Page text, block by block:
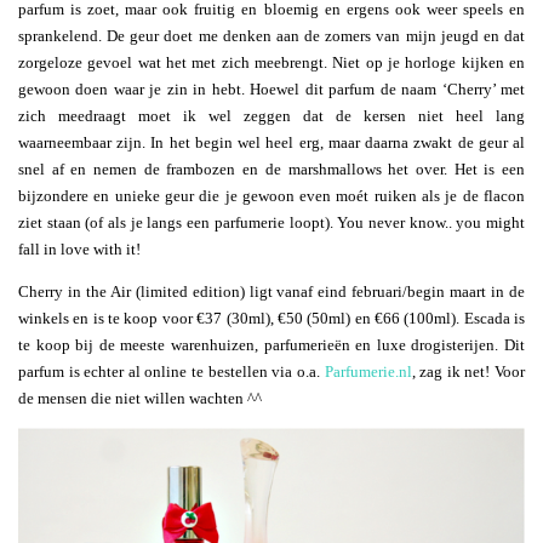
parfum is zoet, maar ook fruitig en bloemig en ergens ook weer speels en
sprankelend. De geur doet me denken aan de zomers van mijn jeugd en dat
zorgeloze gevoel wat het met zich meebrengt. Niet op je horloge kijken en
gewoon doen waar je zin in hebt. Hoewel dit parfum de naam ‘Cherry’ met
zich meedraagt moet ik wel zeggen dat de kersen niet heel lang
waarneembaar zijn. In het begin wel heel erg, maar daarna zwakt de geur al
snel af en nemen de frambozen en de marshmallows het over. Het is een
bijzondere en unieke geur die je gewoon even moét ruiken als je de flacon
ziet staan (of als je langs een parfumerie loopt). You never know.. you might
fall in love with it!
Cherry in the Air (limited edition) ligt vanaf eind februari/begin maart in de
winkels en is te koop voor €37 (30ml), €50 (50ml) en €66 (100ml). Escada is
te koop bij de meeste warenhuizen, parfumerieën en luxe drogisterijen. Dit
parfum is echter al online te bestellen via o.a. Parfumerie.nl , zag ik net! Voor
de mensen die niet willen wachten ^^